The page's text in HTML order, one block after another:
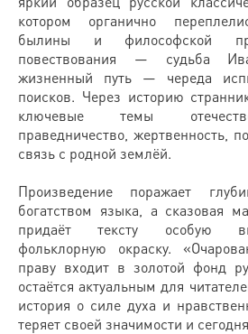
котором органично
былины и философской
повествования — судьба
жизненный путь — череда
поисков. Через историю
ключевые темы
праведничество, жертвенность,
связь с родной землёй.
Произведение поражает
богатством языка, а сказовая
придаёт тексту особую
фольклорную окраску.
праву входит в золотой фонд
остаётся актуальным для
история о силе духа и
теряет своей значимости и